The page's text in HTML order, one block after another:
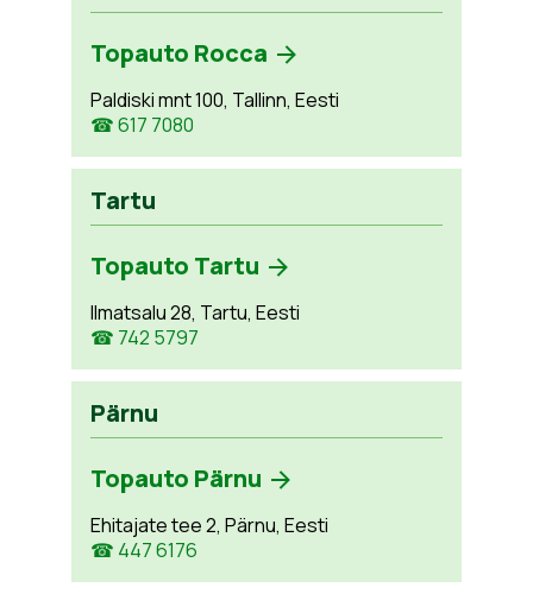
Topauto Rocca
Paldiski mnt 100, Tallinn, Eesti
☎ 617 7080
Tartu
Topauto Tartu
Ilmatsalu 28, Tartu, Eesti
☎ 742 5797
Pärnu
Topauto Pärnu
Ehitajate tee 2, Pärnu, Eesti
☎ 447 6176